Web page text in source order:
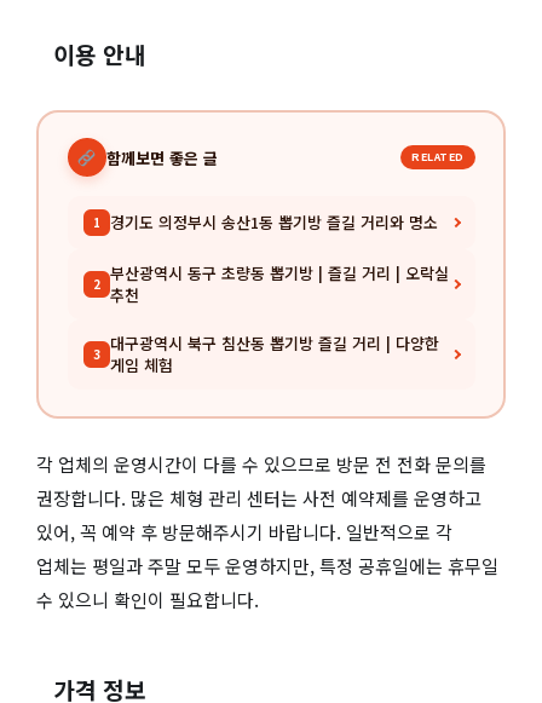
이용 안내
함께보면 좋은 글 RELATED
1 경기도 의정부시 송산1동 뽑기방 즐길 거리와 명소
2 부산광역시 동구 초량동 뽑기방 | 즐길 거리 | 오락실
추천
3 대구광역시 북구 침산동 뽑기방 즐길 거리 | 다양한
게임 체험
각 업체의 운영시간이 다를 수 있으므로 방문 전 전화 문의를
권장합니다. 많은 체형 관리 센터는 사전 예약제를 운영하고
있어, 꼭 예약 후 방문해주시기 바랍니다. 일반적으로 각
업체는 평일과 주말 모두 운영하지만, 특정 공휴일에는 휴무일
수 있으니 확인이 필요합니다.
가격 정보